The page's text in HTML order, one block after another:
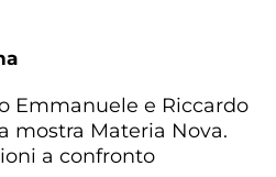
Emmanuele e Riccardo
mostra Materia Nova.
a confronto